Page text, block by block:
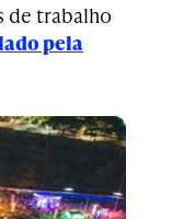
de trabalho
pela